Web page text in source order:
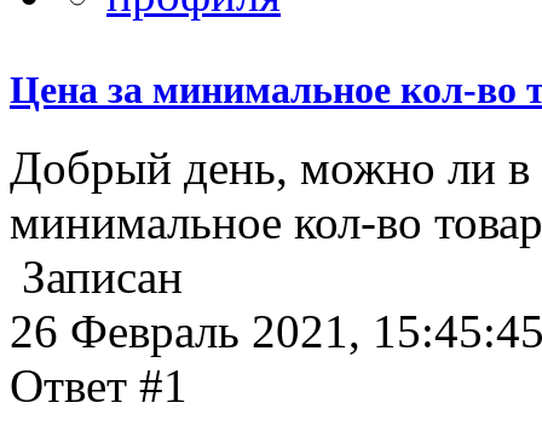
Цена за минимальное кол-во
Добрый день, можно ли в
минимальное кол-во
Записан
26 Февраль 2021,
Ответ #1